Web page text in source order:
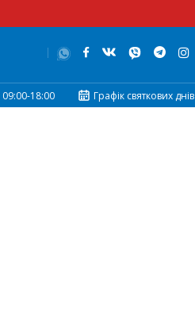
18:00 Графік святкових днів